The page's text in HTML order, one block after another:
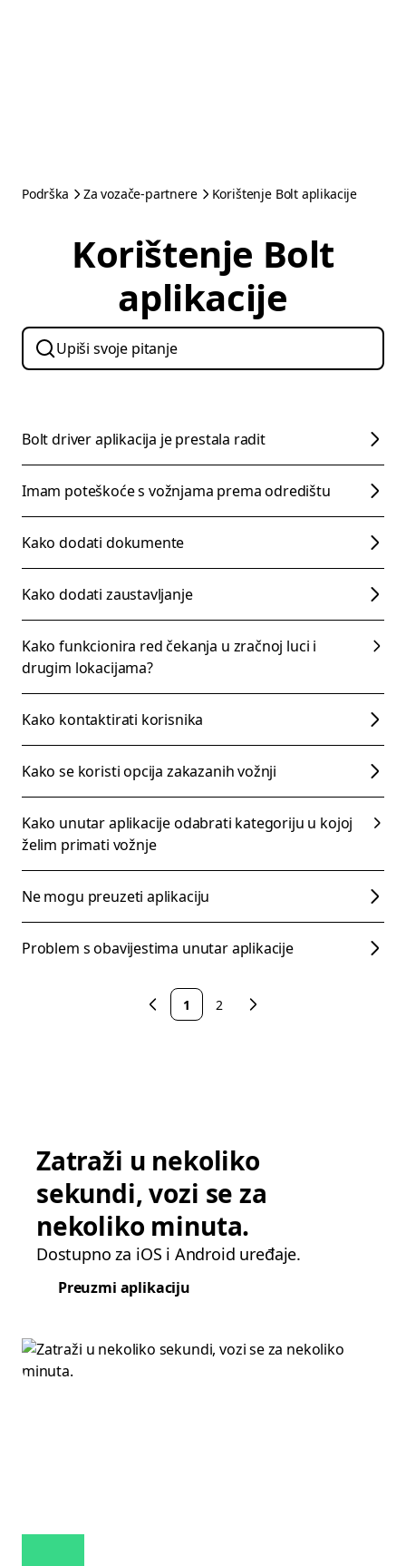
Podrška Za vozače-partnere Korištenje Bolt aplikacije
Korištenje Bolt
aplikacije
Bolt driver aplikacija je prestala radit
Imam poteškoće s vožnjama prema odredištu
Kako dodati dokumente
Kako dodati zaustavljanje
Kako funkcionira red čekanja u zračnoj luci i
drugim lokacijama?
Kako kontaktirati korisnika
Kako se koristi opcija zakazanih vožnji
Kako unutar aplikacije odabrati kategoriju u kojoj
želim primati vožnje
Ne mogu preuzeti aplikaciju
Problem s obavijestima unutar aplikacije
1 2
Zatraži u nekoliko
sekundi, vozi se za
nekoliko minuta.
Dostupno za iOS i Android uređaje.
Preuzmi aplikaciju